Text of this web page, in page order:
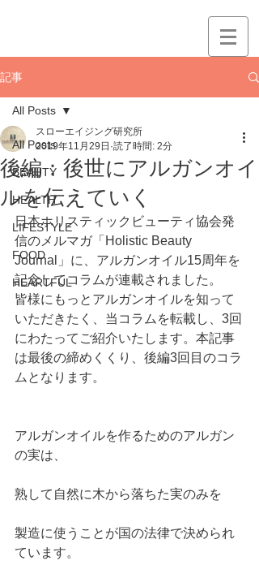
記事
All Posts
BEAUTY
HEALTH
LIFESTYLE
FOOD
HEARTFUL
All Posts
後編：後世にアルガンオイ
ルを伝えていく
スローエイジング研究所
2019年11月29日 読了時間: 2分
日本ホリスティックビューティ協会発
信のメルマガ「Holistic Beauty
Journal」に、アルガンオイル15周年を
記念してコラムが連載されました。
皆様にもっとアルガンオイルを知って
いただきたく、当コラムを転載し、3回
にわたってご紹介いたします。本記事
は最後の締めくくり、後編3回目のコラ
ムとなります。
アルガンオイルを作るためのアルガン
の実は、
熟して自然に木から落ちた実のみを
製造に使うことが国の法律で決められ
ています。